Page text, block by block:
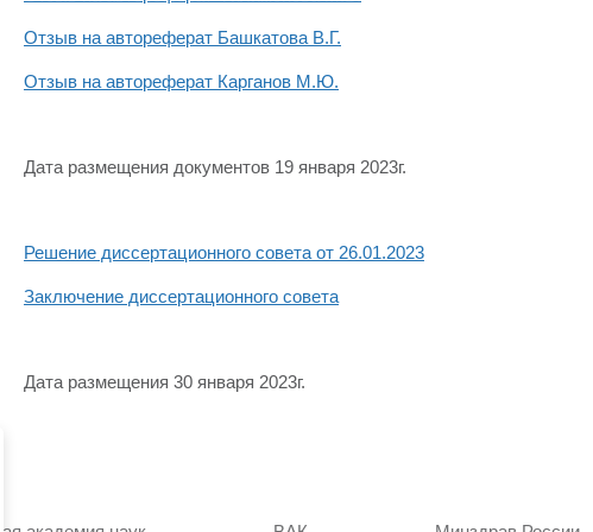
Отзыв на автореферат Башкатова В.Г.
Отзыв на автореферат Карганов М.Ю.
Дата размещения документов 19 января 2023г.
Решение диссертационного совета от 26.01.2023
Заключение диссертационного совета
Дата размещения 30 января 2023г.